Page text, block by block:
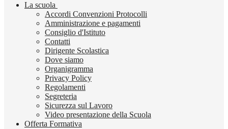
La scuola
Accordi Convenzioni Protocolli
Amministrazione e pagamenti
Consiglio d'Istituto
Contatti
Dirigente Scolastica
Dove siamo
Organigramma
Privacy Policy
Regolamenti
Segreteria
Sicurezza sul Lavoro
Video presentazione della Scuola
Offerta Formativa